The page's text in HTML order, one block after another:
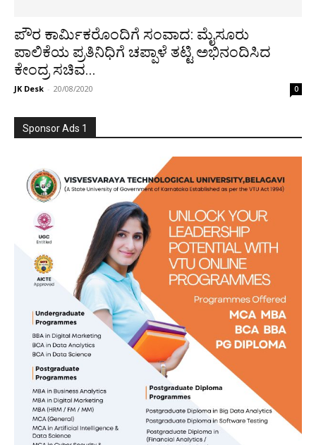
ಪೌರ ಕಾರ್ಮಿಕರೊಂದಿಗೆ ಸಂವಾದ: ಮೈಸೂರು
ಪಾಲಿಕೆಯ ಪ್ರತಿನಿಧಿಗೆ ಚಪ್ಪಾಳೆ ತಟ್ಟಿ ಅಭಿನಂದಿಸಿದ
ಕೇಂದ್ರ ಸಚಿವ...
JK Desk - 20/08/2020 0
Sponsor Ads 1